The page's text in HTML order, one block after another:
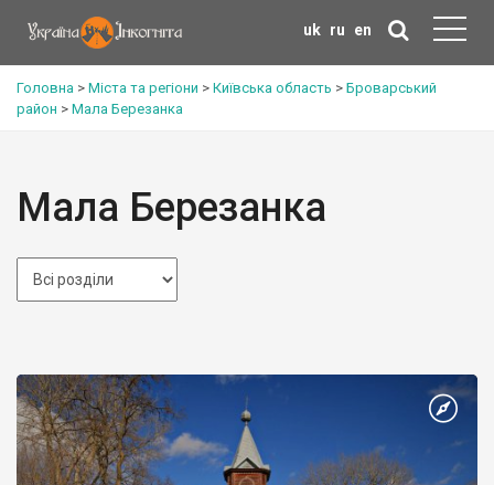
uk ru en
Головна > Міста та регіони > Київська область > Броварський
район > Мала Березанка
Мала Березанка